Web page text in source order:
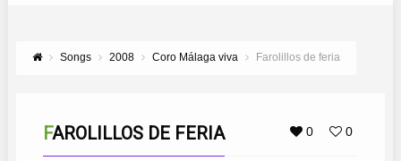
Songs 2008 Coro Málaga viva Farolillos de feria
0 0
FAROLILLOS DE FERIA